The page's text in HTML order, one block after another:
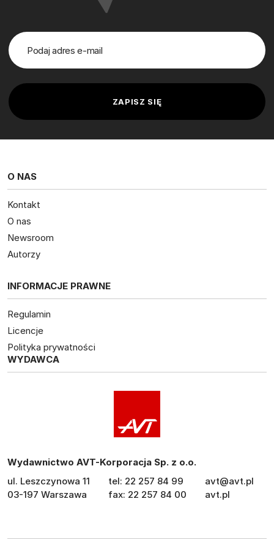
O NAS
Kontakt
O nas
Newsroom
Autorzy
INFORMACJE PRAWNE
Regulamin
Licencje
Polityka prywatności
WYDAWCA
Wydawnictwo AVT-Korporacja Sp. z o.o.
ul. Leszczynowa 11
03-197 Warszawa
tel: 22 257 84 99
fax: 22 257 84 00
avt@avt.pl
avt.pl